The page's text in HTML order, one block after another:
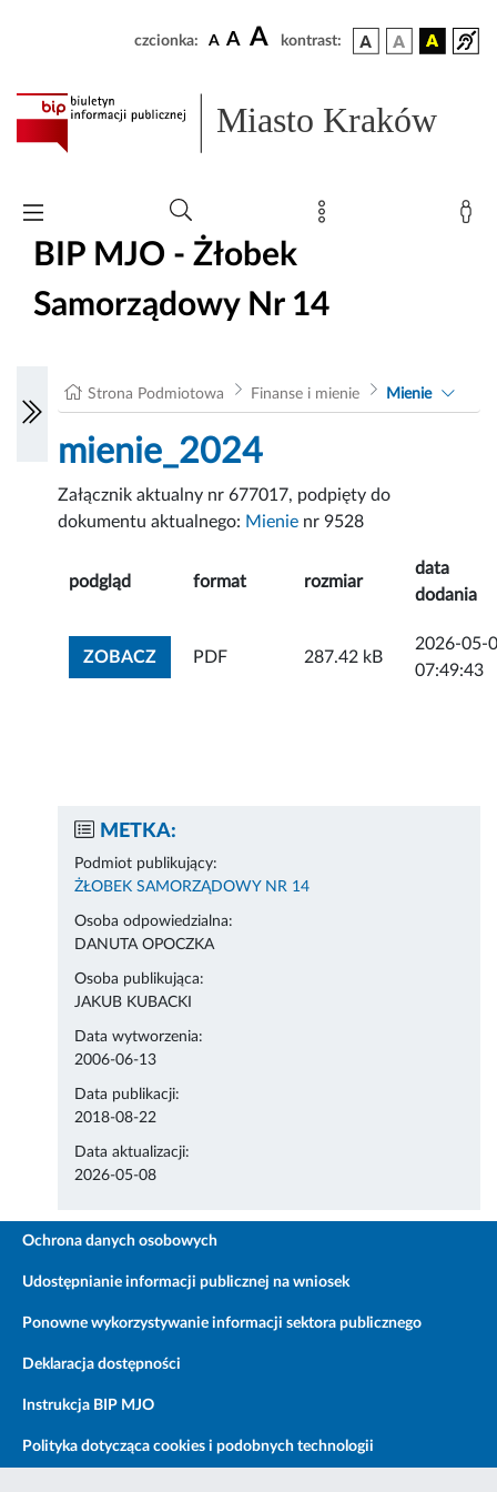
czcionka: A A A kontrast:
Miasto Kraków
BIP MJO - Żłobek
Samorządowy Nr 14
Strona Podmiotowa Finanse i mienie Mienie
mienie_2024
Załącznik aktualny nr 677017, podpięty do
dokumentu aktualnego: Mienie nr 9528
podgląd format rozmiar
data
dodania
ZOBACZZOBACZ ZAŁĄCZNIK
PDF 287.42 kB
2026-05-
07:49:43
METKA:
Podmiot publikujący:
ŻŁOBEK SAMORZĄDOWY NR 14
Osoba odpowiedzialna:
DANUTA OPOCZKA
Osoba publikująca:
JAKUB KUBACKI
Data wytworzenia:
2006-06-13
Data publikacji:
2018-08-22
Data aktualizacji:
2026-05-08
Ochrona danych osobowych
Udostępnianie informacji publicznej na wniosek
Ponowne wykorzystywanie informacji sektora publicznego
Deklaracja dostępności
Instrukcja BIP MJO
Polityka dotycząca cookies i podobnych technologii